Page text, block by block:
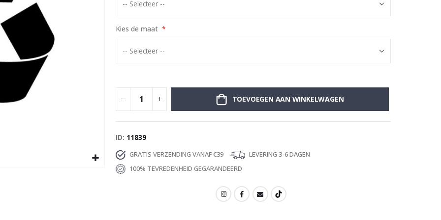
Kies de maat
TOEVOEGEN AAN WINKELWAGEN
ID 11839
GRATIS VERZENDING VANAF €39
LEVERING 3-6 DAGEN
100% TEVREDENHEID GEGARANDEERD